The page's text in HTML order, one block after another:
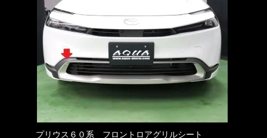
プリウス６０系 フロントロアグリルシート